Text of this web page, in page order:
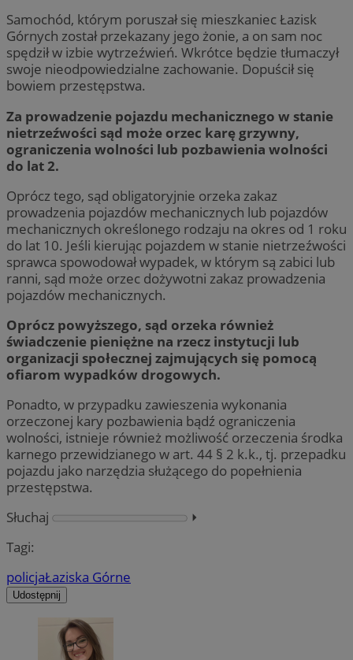
Samochód, którym poruszał się mieszkaniec Łazisk
Górnych został przekazany jego żonie, a on sam noc
spędził w izbie wytrzeźwień. Wkrótce będzie tłumaczył
swoje nieodpowiedzialne zachowanie. Dopuścił się
bowiem przestępstwa.
Za prowadzenie pojazdu mechanicznego w stanie
nietrzeźwości sąd może orzec karę grzywny,
ograniczenia wolności lub pozbawienia wolności
do lat 2.
Oprócz tego, sąd obligatoryjnie orzeka zakaz
prowadzenia pojazdów mechanicznych lub pojazdów
mechanicznych określonego rodzaju na okres od 1 roku
do lat 10. Jeśli kierując pojazdem w stanie nietrzeźwości
sprawca spowodował wypadek, w którym są zabici lub
ranni, sąd może orzec dożywotni zakaz prowadzenia
pojazdów mechanicznych.
Oprócz powyższego, sąd orzeka również
świadczenie pieniężne na rzecz instytucji lub
organizacji społecznej zajmujących się pomocą
ofiarom wypadków drogowych.
Ponadto, w przypadku zawieszenia wykonania
orzeczonej kary pozbawienia bądź ograniczenia
wolności, istnieje również możliwość orzeczenia środka
karnego przewidzianego w art. 44 § 2 k.k., tj. przepadku
pojazdu jako narzędzia służącego do popełnienia
przestępstwa.
Słuchaj
⏵︎
Tagi:
policjaŁaziska Górne
Udostępnij